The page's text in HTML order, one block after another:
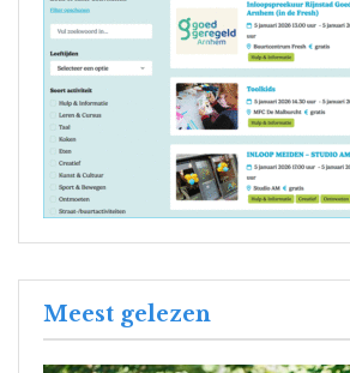
Meest gelezen